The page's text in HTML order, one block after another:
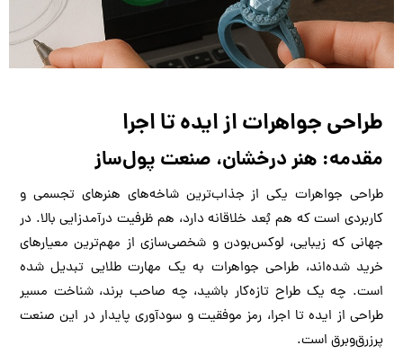
طراحی جواهرات از ایده تا اجرا
مقدمه: هنر درخشان، صنعت پول‌ساز
طراحی جواهرات یکی از جذاب‌ترین شاخه‌های هنرهای تجسمی و
کاربردی است که هم بُعد خلاقانه دارد، هم ظرفیت درآمدزایی بالا. در
جهانی که زیبایی، لوکس‌بودن و شخصی‌سازی از مهم‌ترین معیارهای
خرید شده‌اند، طراحی جواهرات به یک مهارت طلایی تبدیل شده
است. چه یک طراح تازه‌کار باشید، چه صاحب برند، شناخت مسیر
طراحی از ایده تا اجرا، رمز موفقیت و سودآوری پایدار در این صنعت
پرزرق‌وبرق است.